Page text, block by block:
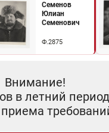
Семенов
Юлиан
Семенович
Ф.2875
Внимание!
в летний период